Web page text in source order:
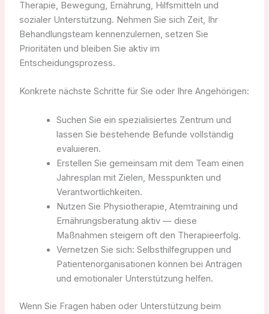
Therapie, Bewegung, Ernährung, Hilfsmitteln und
sozialer Unterstützung. Nehmen Sie sich Zeit, Ihr
Behandlungsteam kennenzulernen, setzen Sie
Prioritäten und bleiben Sie aktiv im
Entscheidungsprozess.
Konkrete nächste Schritte für Sie oder Ihre Angehörigen:
Suchen Sie ein spezialisiertes Zentrum und
lassen Sie bestehende Befunde vollständig
evaluieren.
Erstellen Sie gemeinsam mit dem Team einen
Jahresplan mit Zielen, Messpunkten und
Verantwortlichkeiten.
Nutzen Sie Physiotherapie, Atemtraining und
Ernährungsberatung aktiv — diese
Maßnahmen steigern oft den Therapieerfolg.
Vernetzen Sie sich: Selbsthilfegruppen und
Patientenorganisationen können bei Anträgen
und emotionaler Unterstützung helfen.
Wenn Sie Fragen haben oder Unterstützung beim